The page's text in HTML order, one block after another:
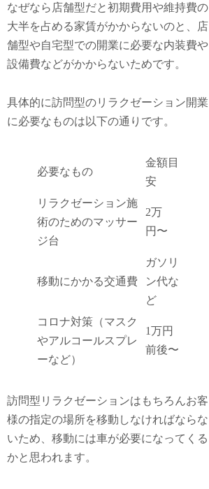
なぜなら店舗型だと初期費用や維持費の
大半を占める家賃がかからないのと、店
舗型や自宅型での開業に必要な内装費や
設備費などがかからないためです。
具体的に訪問型のリラクゼーション開業
に必要なものは以下の通りです。
必要なもの
金額目
安
リラクゼーション施
術のためのマッサー
ジ台
2万
円〜
移動にかかる交通費
ガソリ
ン代な
ど
コロナ対策（マスク
やアルコールスプレ
ーなど）
1万円
前後〜
訪問型リラクゼーションはもちろんお客
様の指定の場所を移動しなければならな
いため、移動には車が必要になってくる
かと思われます。